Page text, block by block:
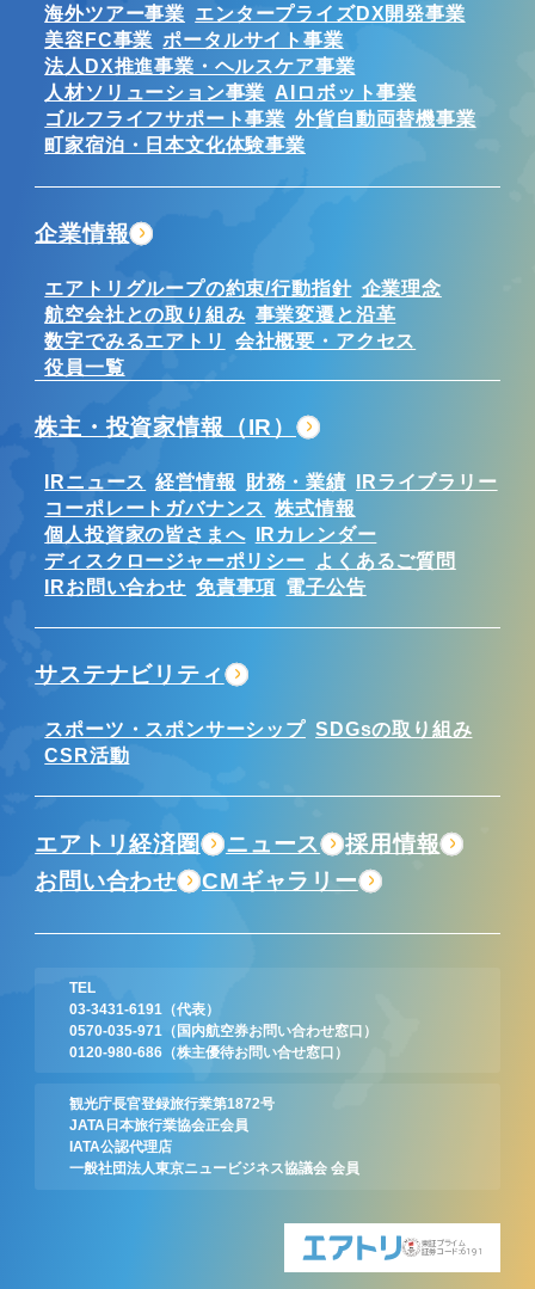
TEL
03-3431-6191
（代表）
0570-035-971
（国内航空券お問い合わせ窓口）
0120-980-686 （株主優待お問い合せ窓口）
観光庁長官登録旅行業第1872号
JATA日本旅行業協会正会員
IATA公認代理店
一般社団法人東京ニュービジネス協議会 会員
東証プライム
証券コード:6191
海外ツアー事業 エンタープライズDX開発事業
美容FC事業 ポータルサイト事業
法人DX推進事業・ヘルスケア事業
人材ソリューション事業 AIロボット事業
ゴルフライフサポート事業 外貨自動両替機事業
町家宿泊・日本文化体験事業
企業情報
エアトリグループの約束/行動指針 企業理念
航空会社との取り組み 事業変遷と沿革
数字でみるエアトリ
会社概要・アクセス
役員一覧
株主・投資家情報（IR）
IRニュース 経営情報 財務・業績 IRライブラリー
コーポレートガバナンス
株式情報
個人投資家の皆さまへ IRカレンダー
ディスクロージャーポリシー
よくあるご質問
IRお問い合わせ 免責事項 電子公告
サステナビリティ
スポーツ・スポンサーシップ SDGsの取り組み
CSR活動
エアトリ経済圏 ニュース
採用情報
お問い合わせ
CMギャラリー